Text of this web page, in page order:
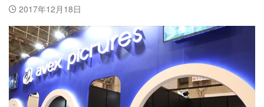
2017年12月18日